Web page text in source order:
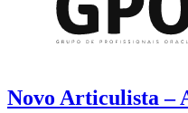
Novo Articulista –